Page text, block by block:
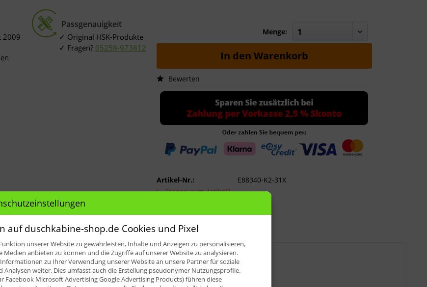
2009
Passgenauigkeit
Original HSK-Produkte
Fragen? 05258-973812
Menge:
In den Warenkorb
Bewerten
Artikel-Nr.:
E88340-K2-31X
Fragen zum Artikel?
auf duschkabine-shop.de Cookies und Pixel
unserer Website zu gewährleisten, Inhalte und Anzeigen zu personalisieren,
Medien anbieten zu können und die Zugriffe auf unserer Website zu analysieren.
zu Ihrer Verwendung unserer Website an unsere Partner für soziale
Analysen weiter. Dies umfasst auch die Erstellung pseudonymer Nutzungsprofile.
Facebook Microsoft Advertising Google Advertising Products) führen diese